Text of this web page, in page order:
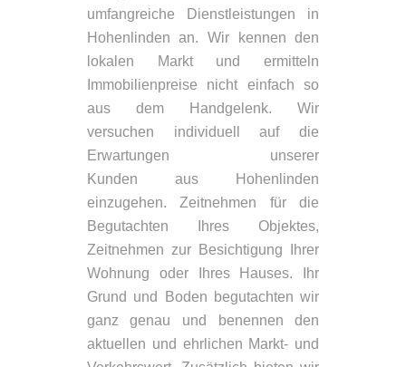
umfangreiche Dienstleistungen in
Hohenlinden an. Wir kennen den
lokalen Markt und ermitteln
Immobilienpreise nicht einfach so
aus dem Handgelenk. Wir
versuchen individuell auf die
Erwartungen unserer
Kunden aus Hohenlinden
einzugehen. Zeitnehmen für die
Begutachten Ihres Objektes,
Zeitnehmen zur Besichtigung Ihrer
Wohnung oder Ihres Hauses. Ihr
Grund und Boden begutachten wir
ganz genau und benennen den
aktuellen und ehrlichen Markt- und